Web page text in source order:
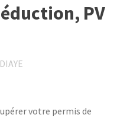
PV
votre permis de